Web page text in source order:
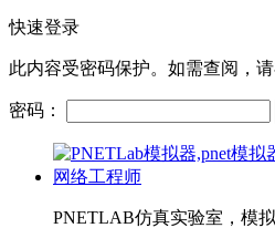
快速登录
此内容受密码保护。如需查阅，请
密码：
PNETLAB仿真实验室，模